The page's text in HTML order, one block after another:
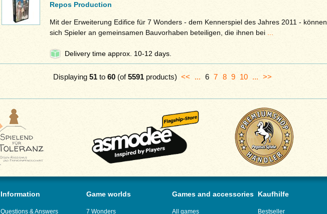
Repos Production
Mit der Erweiterung Edifice für 7 Wonders - dem Kennerspiel des Jahres 2011 - können
sich Spieler an gemeinsamen Bauvorhaben beteiligen, die ihnen bei ...
Delivery time approx. 10-12 days.
Displaying 51to 60(of5591products) << ... 6 7 8 9 10 ... >>
Information
Questions & Answers
Game worlds
7 Wonders
Games and accessories
All games
Kaufhilfe
Bestseller